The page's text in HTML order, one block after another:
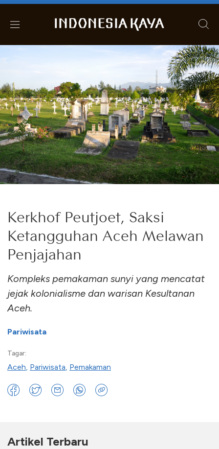
Kerkhof Peutjoet, Saksi
Ketangguhan Aceh Melawan
Penjajahan
Kompleks pemakaman sunyi yang mencatat
jejak kolonialisme dan warisan Kesultanan
Aceh.
Pariwisata
Tagar:
Aceh Pariwisata Pemakaman
Artikel Terbaru